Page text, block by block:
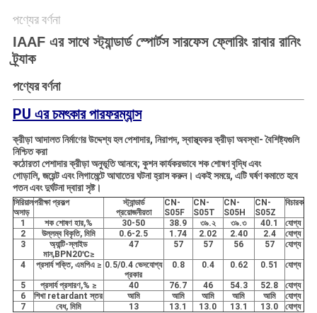
পণ্যের বর্ণনা
IAAF এর সাথে স্ট্যান্ডার্ড স্পোর্টস সারফেস ফ্লোরিং রাবার রানিং
ট্র্যাক
পণ্যের বর্ণনা
PU এর চমৎকার পারফরম্যান্স
ক্রীড়া আদালত নির্মাণের উদ্দেশ্য হল পেশাদার, নিরাপদ, স্বাস্থ্যকর ক্রীড়া অবস্থা- বৈশিষ্ট্যগুলি
নিশ্চিত করা
কঠোরতা পেশাদার ক্রীড়া অনুভূতি আনবে; কুশন কার্যকরভাবে শক শোষণ বৃদ্ধি এবং
গোড়ালি, জয়েন্ট এবং লিগামেন্টে আঘাতের ঘটনা হ্রাস করুন। একই সময়ে, এটি ঘর্ষণ কমাতে হবে
পতন এবং দুর্ঘটনা দ্বারা সৃষ্ট।
সিরিয়াল
অসাড়
পরীক্ষা প্রকল্প
স্ট্যান্ডার্ড
প্রয়োজনীয়তা
CN-
S05F
CN-
S05T
CN-
S05H
CN-
S05Z
বিচারক
1 শক শোষণ হার,% 30-50 38.9 ৩৯.২ ৩৯.৩ 40.1
যোগ্য
2
উল্লম্ব বিকৃতি, মিমি 0.6-2.5 1.74 2.02 2.40 2.4
যোগ্য
3
অ্যান্টি-স্লাইড
মান,BPN20℃≥
47 57 57 56 57 যোগ্য
4 প্রসার্য শক্তি, এমপিএ ≥ 0.5/0.4 ভেদযোগ্য
প্রকার
0.8 0.4 0.62 0.51 যোগ্য
5 প্রসার্য প্রসারণ,% ≥ 40 76.7 46 54.3 52.8
যোগ্য
6
শিখা retardant স্তর আমি আমি আমি আমি আমি
যোগ্য
7
বেধ, মিমি 13 13.1 13.0 13.1 13.0
যোগ্য